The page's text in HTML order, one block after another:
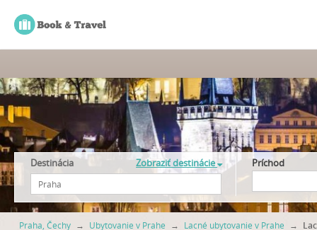
Destinácia Zobraziť destinácie Príchod
Praha, Čechy → Ubytovanie v Prahe → Lacné ubytovanie v Prahe →